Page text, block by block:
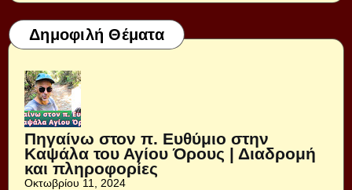
Δημοφιλή Θέματα
Πηγαίνω στον π. Ευθύμιο στην
Καψάλα του Αγίου Όρους | Διαδρομή
και πληροφορίες
Οκτωβρίου 11, 2024